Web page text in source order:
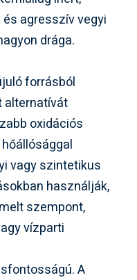
agresszív vegyi
drága.
forrásból
alternatívát
oxidációs
vagy szintetikus
használják,
szempont,
vízparti
A